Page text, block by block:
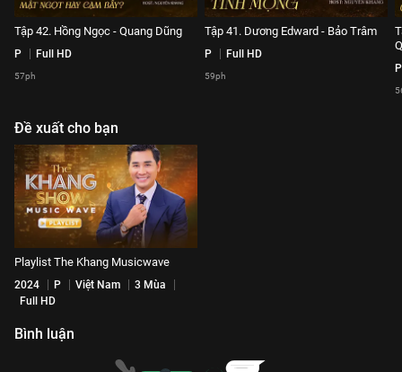
Tập 42. Hồng Ngọc - Quang Dũng
P Full HD
57ph
Tập 41. Dương Edward - Bảo Trâm
P Full HD
59ph
P
Đề xuất cho bạn
Playlist The Khang Musicwave
2024 P Việt Nam
3 Mùa
Full HD
Bình luận